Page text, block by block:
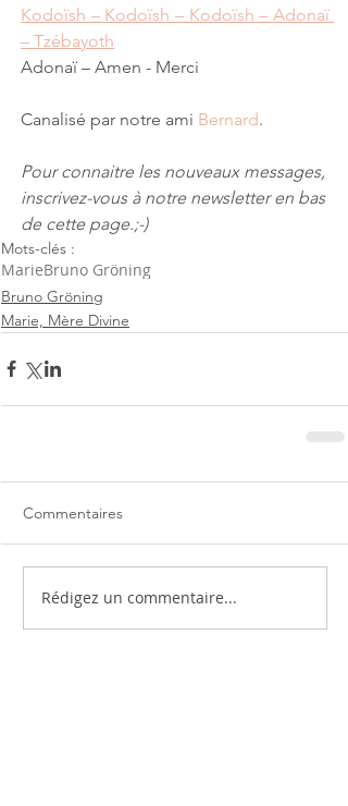
Kodoïsh – Kodoïsh – Kodoïsh – Adonaï
– Tzébayoth
Adonaï – Amen - Merci
Canalisé par notre ami Bernard​.
Pour connaitre les nouveaux messages,
inscrivez-vous à notre newsletter en bas
de cette page.;-)
Mots-clés :
MarieBruno Gröning
Bruno Gröning
Marie, Mère Divine
Commentaires
Rédigez un commentaire...